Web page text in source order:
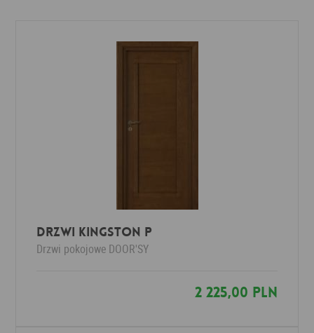
DRZWI KINGSTON P
Drzwi pokojowe DOOR'SY
2 225,00 PLN